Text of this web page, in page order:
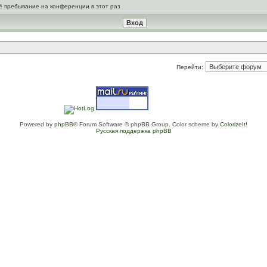
пребывание на конференции в этот раз
Перейти:
Powered by phpBB® Forum Software © phpBB Group. Color scheme by ColorizeIt!
Русская поддержка phpBB